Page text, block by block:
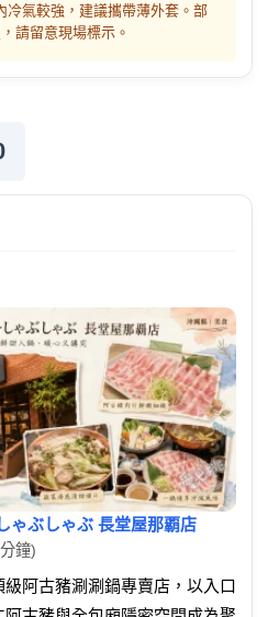
冷氣較強，建議攜帶薄外套。部
請留意現場標示。
ゃぶしゃぶ 長堂屋那覇店
鐘)
級阿古豬涮涮鍋專賣店，以入口